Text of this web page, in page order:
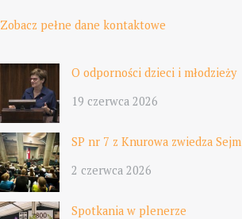
Zobacz pełne dane kontaktowe
O odporności dzieci i młodzieży
19 czerwca 2026
SP nr 7 z Knurowa zwiedza Sejm
2 czerwca 2026
Spotkania w plenerze